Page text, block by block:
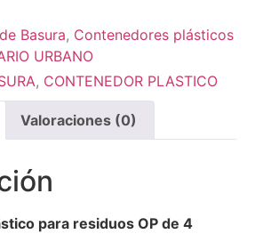
Basura, Contenedores plásticos
URBANO
, CONTENEDOR PLASTICO
Valoraciones (0)
para residuos OP de 4